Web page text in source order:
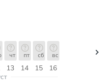
13
чт
14
пт
15
сб
16
вс